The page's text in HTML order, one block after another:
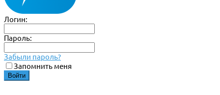
Логин:
Пароль:
Забыли пароль?
Запомнить меня